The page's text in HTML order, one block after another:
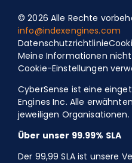
© 2026 Alle Rechte
info@indexengines.com
Datenschutzrichtlinie
Meine Informationen
Cookie-Einstellungen
CyberSense ist eine
Engines Inc. Alle
jeweiligen Organisationen.
Über unser 99.99% SLA
Der 99,99 SLA ist unsere
French
Japanese
Polish
Portuguese (Brazil)
Spanish